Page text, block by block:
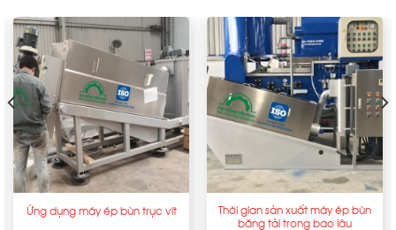
Ứng dụng máy ép bùn trục vít
Thời gian sản xuất máy ép bùn
băng tải trong bao lâu